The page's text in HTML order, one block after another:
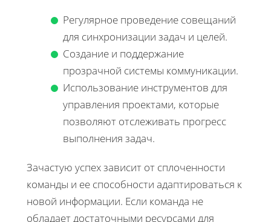
Регулярное проведение совещаний
для синхронизации задач и целей.
Создание и поддержание
прозрачной системы коммуникации.
Использование инструментов для
управления проектами, которые
позволяют отслеживать прогресс
выполнения задач.
Зачастую успех зависит от сплоченности
команды и ее способности адаптироваться к
новой информации. Если команда не
обладает достаточными ресурсами для